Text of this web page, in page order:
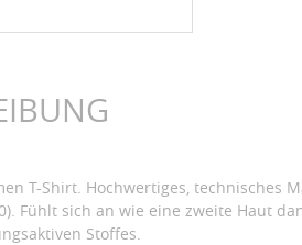
T-Shirt. Hochwertiges,
Fühlt sich an wie eine zweite Haut
Stoffes.